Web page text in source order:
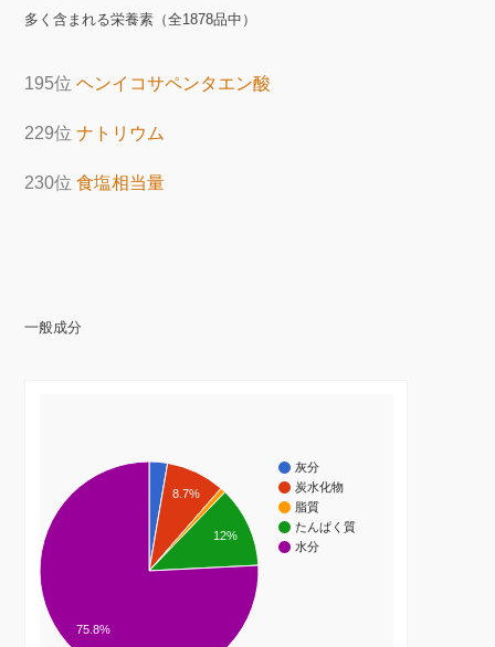
多く含まれる栄養素（全1878品中）
195位ヘンイコサペンタエン酸
229位ナトリウム
230位食塩相当量
一般成分
灰分
炭水化物
脂質
たんぱく質
水分
8.7%
12%
75.8%